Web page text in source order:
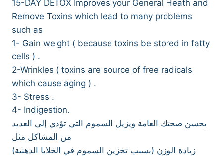
15-DAY DETOX Improves your General Heath and
Remove Toxins which lead to many problems
such as
1- Gain weight ( because toxins be stored in fatty
cells ) .
2-Wrinkles ( toxins are source of free radicals
which cause aging ) .
3- Stress .
4- Indigestion.
يحسن صحتك العامة ويزيل السموم التي تؤدي إلى العديد
من المشاكل مثل
زيادة الوزن (بسبب تخزين السموم في الخلايا الدهنية)